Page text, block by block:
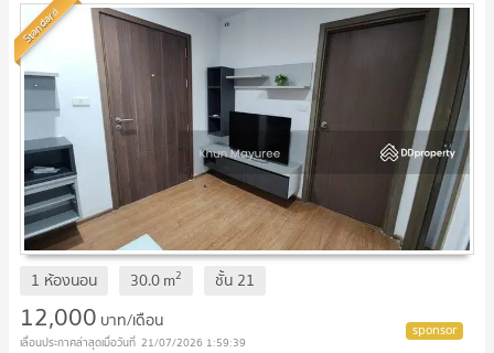
Standard
1 ห้องนอน 30.0m2 ชั้น 21
12,000 บาท/เดือน
21/07/2026 1:59:39